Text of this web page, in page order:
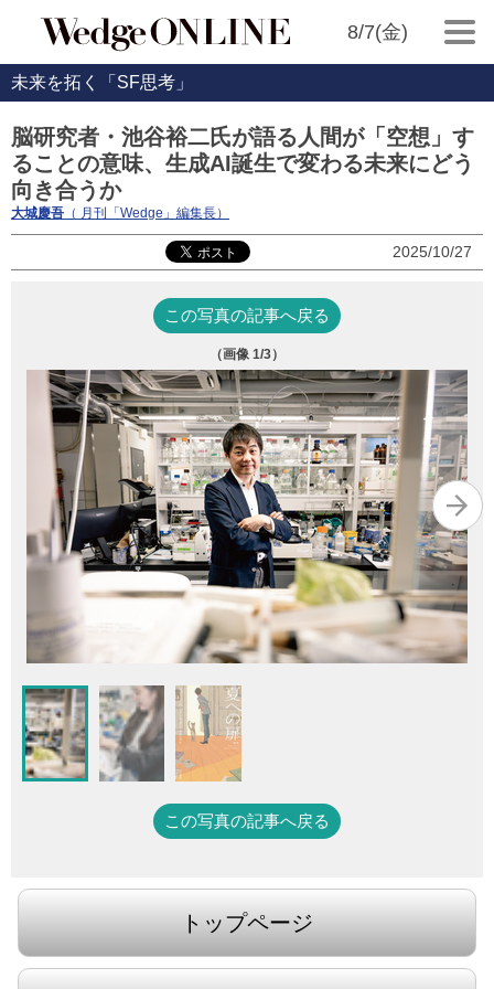
8/7(金)
未来を拓く「SF思考」
脳研究者・池谷裕二氏が語る人間が「空想」す
ることの意味、生成AI誕生で変わる未来にどう
向き合うか
大城慶吾 （ 月刊「Wedge」編集長）
2025/10/27
この写真の記事へ戻る
（画像 1/3）
この写真の記事へ戻る
トップページ